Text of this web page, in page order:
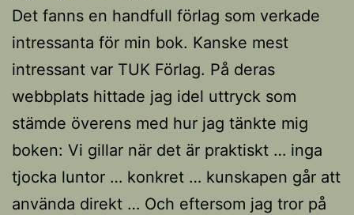
Det fanns en handfull förlag som verkade
intressanta för min bok. Kanske mest
intressant var TUK Förlag. På deras
webbplats hittade jag idel uttryck som
stämde överens med hur jag tänkte mig
boken: Vi gillar när det är praktiskt … inga
tjocka luntor … konkret … kunskapen går att
använda direkt … Och eftersom jag tror på